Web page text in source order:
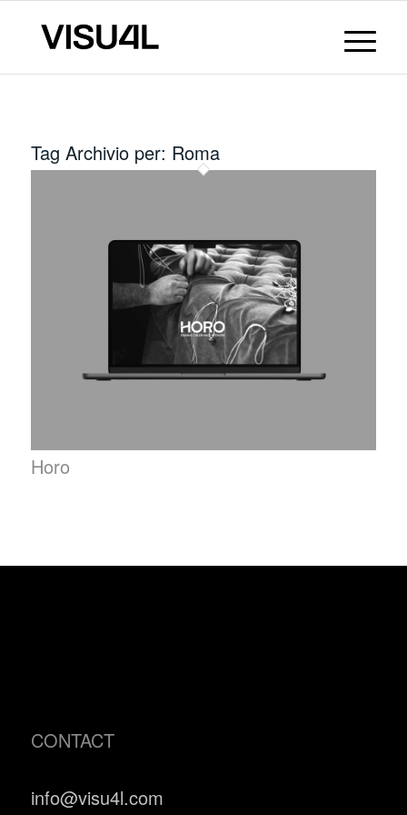
Tag Archivio per: Roma
Horo
CONTACT
info@visu4l.com